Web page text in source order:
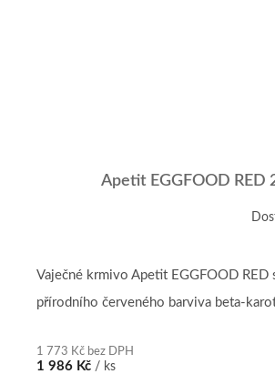
Apetit EGGFOOD RED
1 773 Kč bez DPH
1 986 Kč / ks
Vaječné krmivo Apetit EGGFOOD RED
přírodního červeného barviva beta-